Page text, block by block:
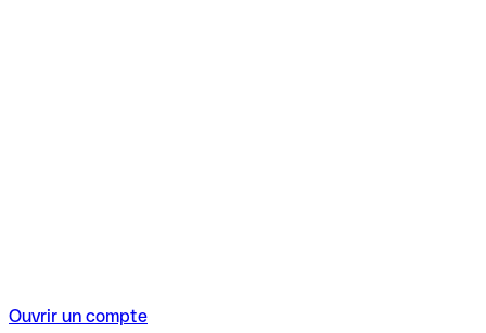
Ouvrir un compte